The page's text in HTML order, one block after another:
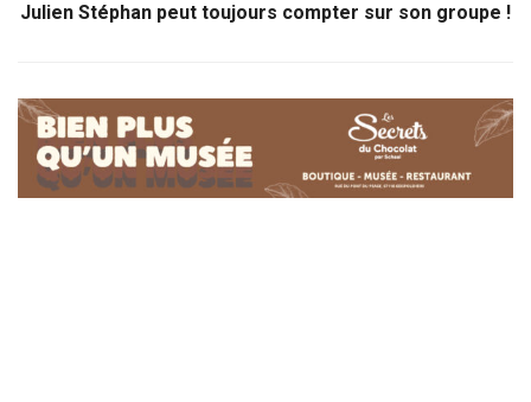
Julien Stéphan peut toujours compter sur son groupe !